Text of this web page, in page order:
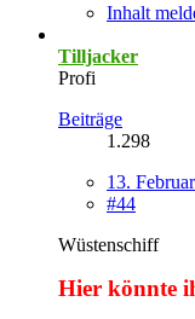
Inhalt
Tilljacker
Profi
Beiträge
1.298
13.
#44
Wüstenschiff
Hier könnte